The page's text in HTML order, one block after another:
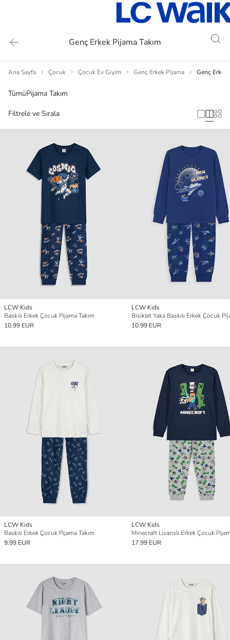
Genç Erkek Pijama Takım
Ana Sayfa Çocuk Çocuk Ev Giyim Genç Erkek Pijama Genç Erkek
TümüPijama Takım
Filtrele ve Sırala
LCW Kids
Baskılı Erkek Çocuk Pijama Takım
10.99 EUR
LCW Kids
10.99 EUR
LCW Kids
Baskılı Erkek Çocuk Pijama Takım
9.99 EUR
LCW Kids
17.99 EUR